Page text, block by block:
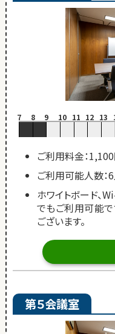
7 8 9 10 11 12 13
ご利用料金：1,100
ご利用可能人数：
ホワイトボード
でもご利用可能
ございます。
第５会議室